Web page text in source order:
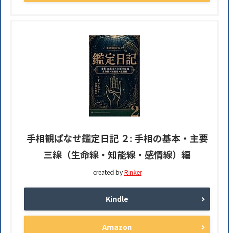
手相観ぱなせ鑑定日記 ２: 手相の基本・主要
三線（生命線・知能線・感情線）編
created byRinker
Kindle
Amazon